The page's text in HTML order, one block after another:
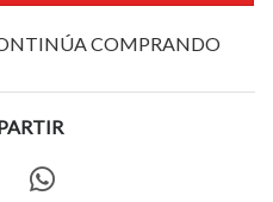
COMPRANDO